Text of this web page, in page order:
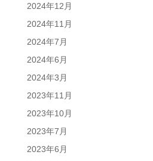
2024年12月
2024年11月
2024年7月
2024年6月
2024年3月
2023年11月
2023年10月
2023年7月
2023年6月